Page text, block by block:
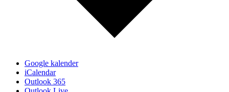
Google kalender
iCalendar
Outlook 365